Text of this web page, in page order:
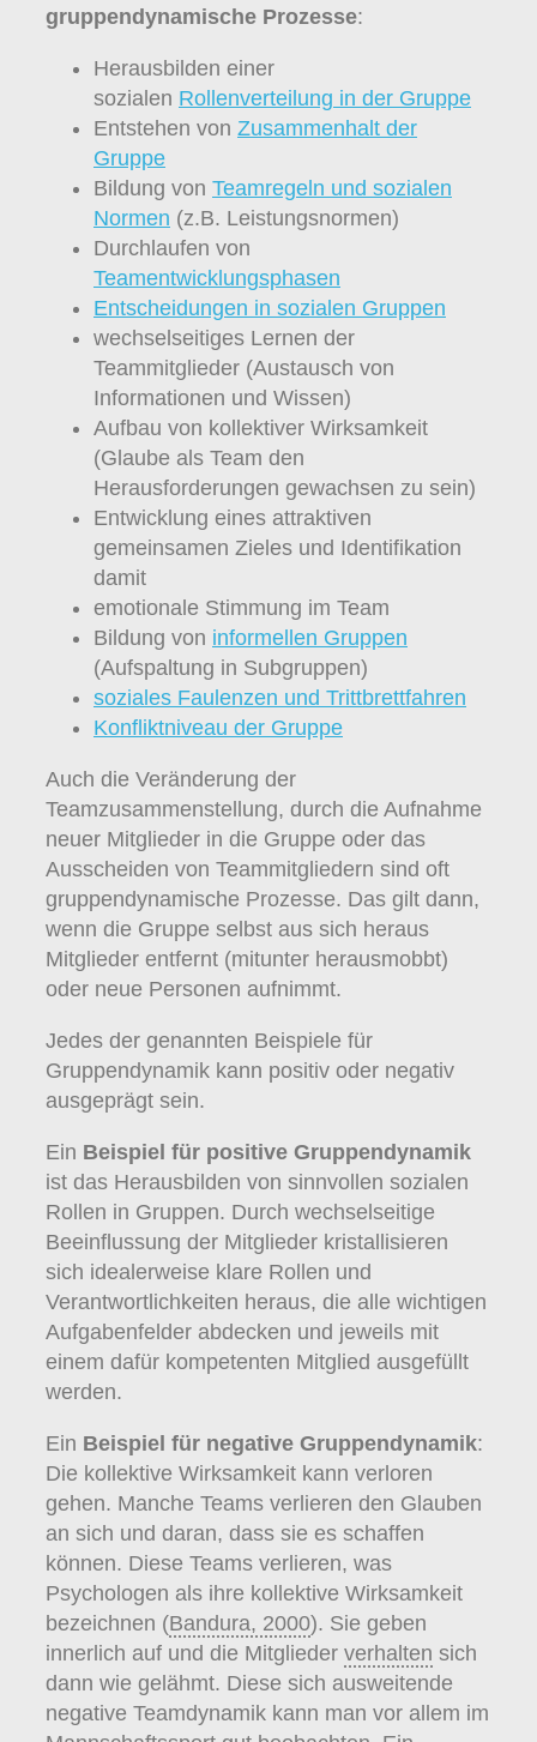
gruppendynamische Prozesse:
Herausbilden einer
sozialen Rollenverteilung in der Gruppe
Entstehen von Zusammenhalt der
Gruppe
Bildung von Teamregeln und sozialen
Normen (z.B. Leistungsnormen)
Durchlaufen von
Teamentwicklungsphasen
Entscheidungen in sozialen Gruppen
wechselseitiges Lernen der
Teammitglieder (Austausch von
Informationen und Wissen)
Aufbau von kollektiver Wirksamkeit
(Glaube als Team den
Herausforderungen gewachsen zu sein)
Entwicklung eines attraktiven
gemeinsamen Zieles und Identifikation
damit
emotionale Stimmung im Team
Bildung von informellen Gruppen
(Aufspaltung in Subgruppen)
soziales Faulenzen und Trittbrettfahren
Konfliktniveau der Gruppe
Auch die Veränderung der
Teamzusammenstellung, durch die Aufnahme
neuer Mitglieder in die Gruppe oder das
Ausscheiden von Teammitgliedern sind oft
gruppendynamische Prozesse. Das gilt dann,
wenn die Gruppe selbst aus sich heraus
Mitglieder entfernt (mitunter herausmobbt)
oder neue Personen aufnimmt.
Jedes der genannten Beispiele für
Gruppendynamik kann positiv oder negativ
ausgeprägt sein.
Ein Beispiel für positive Gruppendynamik
ist das Herausbilden von sinnvollen sozialen
Rollen in Gruppen. Durch wechselseitige
Beeinflussung der Mitglieder kristallisieren
sich idealerweise klare Rollen und
Verantwortlichkeiten heraus, die alle wichtigen
Aufgabenfelder abdecken und jeweils mit
einem dafür kompetenten Mitglied ausgefüllt
werden.
Ein Beispiel für negative Gruppendynamik:
Die kollektive Wirksamkeit kann verloren
gehen. Manche Teams verlieren den Glauben
an sich und daran, dass sie es schaffen
können. Diese Teams verlieren, was
Psychologen als ihre kollektive Wirksamkeit
bezeichnen (Bandura, 2000). Sie geben
innerlich auf und die Mitglieder verhalten sich
dann wie gelähmt. Diese sich ausweitende
negative Teamdynamik kann man vor allem im